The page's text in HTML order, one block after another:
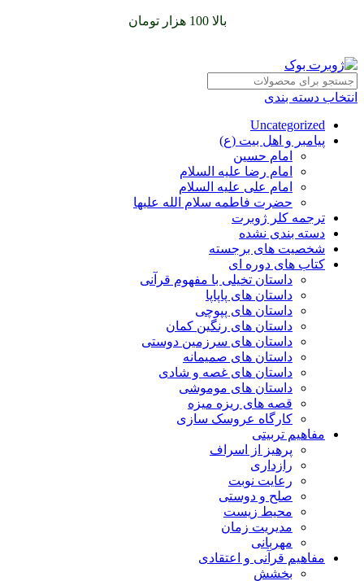
بالا 100 هزار تومان
انتخاب دسته بندی
Uncategorized
پیامبر و اهل بیت (ع)
امام حسین
امام رضا علیه السلام
امام علی علیه السلام
حضرت فاطمه سلام الله علیها
ترجمه کلر ژوبرت
دسته بندی نشده
شخصیت های برجسته
کتاب های دوره ای
داستان تخیلی با مفهوم قرآنی
داستان های پاپاپا
داستان های پپوچی
داستان های رنگین کمان
داستان های سرزمین دوستی
داستان های صمیمانه
داستان های غصه و شادی
داستان های موموشی
قصه های ریزه میزه
کارگاه عروسک سازی
مفاهیم تربیتی
پرهیز از اسراف
رازداری
رعایت نوبت
صلح و دوستی
محیط زیست
مدیریت زمان
مهربانی
مفاهیم قرآنی و اعتقادی
بخشش